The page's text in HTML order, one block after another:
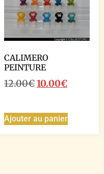
CALIMERO
PEINTURE
12.00€10.00€
Ajouter au panier